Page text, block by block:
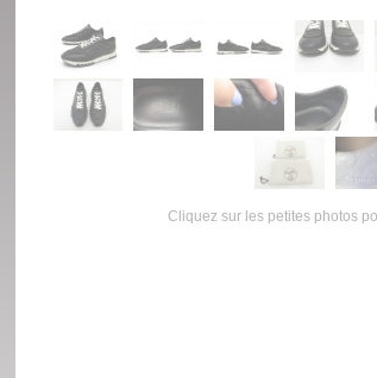
Cliquez sur les petites photos